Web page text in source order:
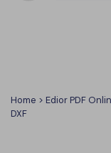
Home > Edior PDF
DXF